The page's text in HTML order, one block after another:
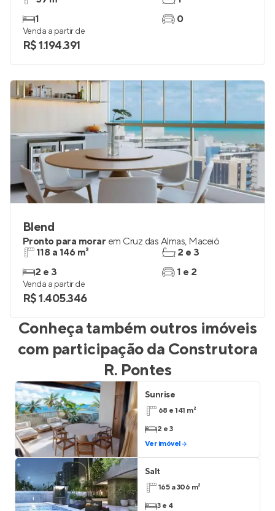
1
0
Venda a partir de
R$ 1.194.391
Blend
Pronto para morar em Cruz das Almas, Maceió
118 a 146 m²
2 e 3
2 e 3
1 e 2
Venda a partir de
R$ 1.405.346
Conheça também outros imóveis
com participação da Construtora
R. Pontes
Sunrise
68 e 141 m²
2 e 3
Ver imóvel
Salt
165 a 306 m²
3 e 4